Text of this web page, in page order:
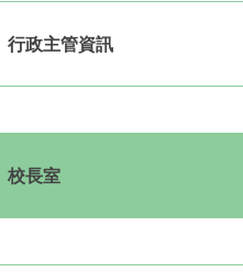
行政主管資訊
校長室